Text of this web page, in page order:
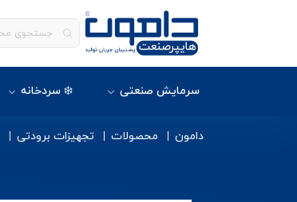
سرمایش صنعتی ❄️ سردخانه
دامون محصولات تجهیزات برودتی